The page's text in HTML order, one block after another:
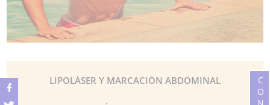
LIPOLÁSER Y MARCACIÓN ABDOMINAL